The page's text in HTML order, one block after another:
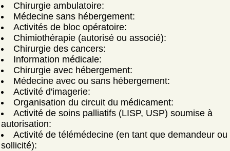
Chirurgie ambulatoire:
Médecine sans hébergement:
Activités de bloc opératoire:
Chimiothérapie (autorisé ou associé):
Chirurgie des cancers:
Information médicale:
Chirurgie avec hébergement:
Médecine avec ou sans hébergement:
Activité d'imagerie:
Organisation du circuit du médicament:
Activité de soins palliatifs (LISP, USP) soumise à
autorisation:
Activité de télémédecine (en tant que demandeur ou
sollicité):